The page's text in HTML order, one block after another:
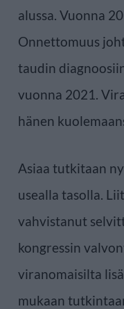
alussa. Vuonna
Onnettomuus
taudin
vuonna 2021.
hänen
Asiaa tutkitaan
usealla tasolla.
vahvistanut
kongressin
viranomaisilta
mukaan